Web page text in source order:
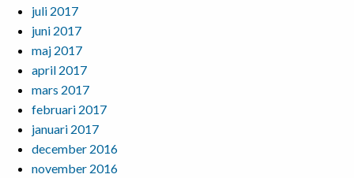
juli 2017
juni 2017
maj 2017
april 2017
mars 2017
februari 2017
januari 2017
december 2016
november 2016